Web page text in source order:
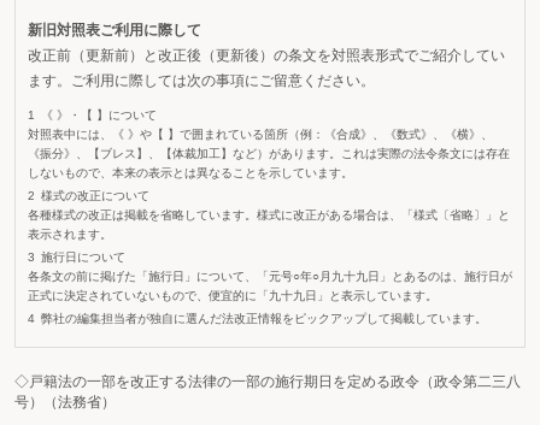
新旧対照表ご利用に際して
改正前（更新前）と改正後（更新後）の条文を対照表形式でご紹介してい
ます。ご利用に際しては次の事項にご留意ください。
《 》・【 】について
対照表中には、《 》や【 】で囲まれている箇所（例：《合成》、《数式》、《横》、
《振分》、【ブレス】、【体裁加工】など）があります。これは実際の法令条文には存在
しないもので、本来の表示とは異なることを示しています。
様式の改正について
各種様式の改正は掲載を省略しています。様式に改正がある場合は、「様式〔省略〕」と
表示されます。
施行日について
各条文の前に掲げた「施行日」について、「元号○年○月九十九日」とあるのは、施行日が
正式に決定されていないもので、便宜的に「九十九日」と表示しています。
弊社の編集担当者が独自に選んだ法改正情報をピックアップして掲載しています。
◇戸籍法の一部を改正する法律の一部の施行期日を定める政令（政令第二三八
号）（法務省）